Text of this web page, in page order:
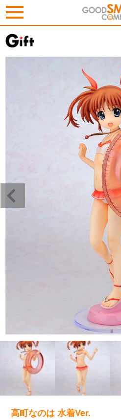
高町なのは 水着Ver.